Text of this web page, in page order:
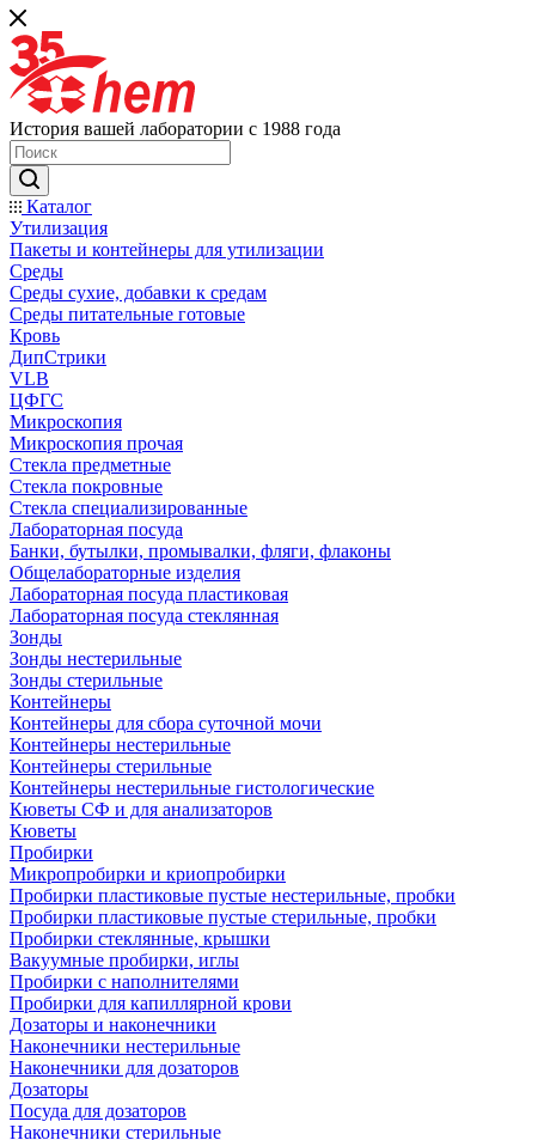
История вашей лаборатории с 1988 года
Каталог
Утилизация
Пакеты и контейнеры для утилизации
Среды
Среды сухие, добавки к средам
Среды питательные готовые
Кровь
ДипСтрики
VLB
ЦФГС
Микроскопия
Микроскопия прочая
Стекла предметные
Стекла покровные
Стекла специализированные
Лабораторная посуда
Банки, бутылки, промывалки, фляги, флаконы
Общелабораторные изделия
Лабораторная посуда пластиковая
Лабораторная посуда стеклянная
Зонды
Зонды нестерильные
Зонды стерильные
Контейнеры
Контейнеры для сбора суточной мочи
Контейнеры нестерильные
Контейнеры стерильные
Контейнеры нестерильные гистологические
Кюветы СФ и для анализаторов
Кюветы
Пробирки
Микропробирки и криопробирки
Пробирки пластиковые пустые нестерильные, пробки
Пробирки пластиковые пустые стерильные, пробки
Пробирки стеклянные, крышки
Вакуумные пробирки, иглы
Пробирки с наполнителями
Пробирки для капиллярной крови
Дозаторы и наконечники
Наконечники нестерильные
Наконечники для дозаторов
Дозаторы
Посуда для дозаторов
Наконечники стерильные